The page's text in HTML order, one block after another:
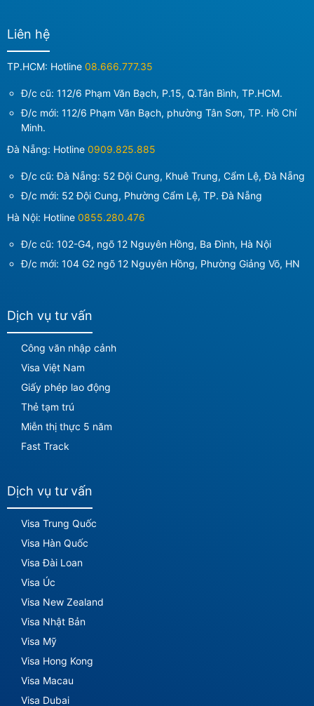
Liên hệ
TP.HCM: Hotline 08.666.777.35
Đ/c cũ: 112/6 Phạm Văn Bạch, P.15, Q.Tân Bình, TP.HCM.
Đ/c mới: 112/6 Phạm Văn Bạch, phường Tân Sơn, TP. Hồ Chí
Minh.
Đà Nẵng: Hotline 0909.825.885
Đ/c cũ: Đà Nẵng: 52 Đội Cung, Khuê Trung, Cẩm Lệ, Đà Nẵng
Đ/c mới: 52 Đội Cung, Phường Cẩm Lệ, TP. Đà Nẵng
Hà Nội: Hotline 0855.280.476
Đ/c cũ: 102-G4, ngõ 12 Nguyên Hồng, Ba Đình, Hà Nội
Đ/c mới: 104 G2 ngõ 12 Nguyên Hồng, Phường Giảng Võ, HN
Dịch vụ tư vấn
Công văn nhập cảnh
Visa Việt Nam
Giấy phép lao động
Thẻ tạm trú
Miễn thị thực 5 năm
Fast Track
Dịch vụ tư vấn
Visa Trung Quốc
Visa Hàn Quốc
Visa Đài Loan
Visa Úc
Visa New Zealand
Visa Nhật Bản
Visa Mỹ
Visa Hong Kong
Visa Macau
Visa Dubai